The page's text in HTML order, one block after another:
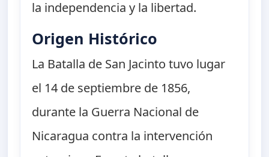
la independencia y la libertad.
Origen Histórico
La Batalla de San Jacinto tuvo lugar
el 14 de septiembre de 1856,
durante la Guerra Nacional de
Nicaragua contra la intervención